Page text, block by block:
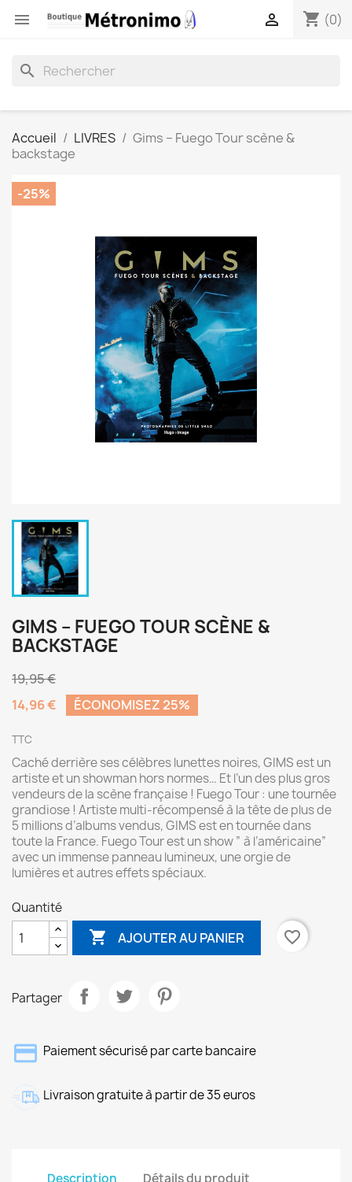
 shopping_cart (0)

search
Accueil LIVRES
Gims – Fuego Tour scène &
backstage
-25%
GIMS – FUEGO TOUR SCÈNE &
BACKSTAGE
19,95 €
14,96 €
ÉCONOMISEZ 25%
TTC
Caché derrière ses célèbres lunettes noires, GIMS est un
artiste et un showman hors normes… Et l’un des plus gros
vendeurs de la scène française ! Fuego Tour : une tournée
grandiose ! Artiste multi-récompensé à la tête de plus de
5 millions d’albums vendus, GIMS est en tournée dans
toute la France. Fuego Tour est un show ” à l’américaine”
avec un immense panneau lumineux, une orgie de
lumières et autres effets spéciaux.
Quantité
 AJOUTER AU PANIER favorite_border
Partager
Paiement sécurisé par carte bancaire
Livraison gratuite à partir de 35 euros
Description Détails du produit